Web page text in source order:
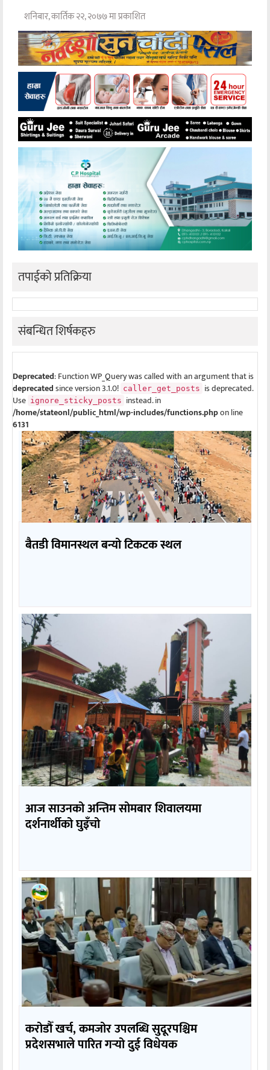
शनिबार, कार्तिक २२, २०७७ मा प्रकाशित
तपाईको प्रतिक्रिया
संबन्धित शिर्षकहरु
Deprecated: Function WP_Query was called with an argument that is
deprecatedsince version 3.1.0! caller_get_posts is deprecated.
Use ignore_sticky_posts instead. in
/home/stateonl/public_html/wp-includes/functions.phpon line
6131
बैतडी विमानस्थल बन्यो टिकटक स्थल
आज साउनको अन्तिम सोमबार शिवालयमा
दर्शनार्थीको घुइँचो
करोडौँ खर्च, कमजोर उपलब्धि सुदूरपश्चिम
प्रदेशसभाले पारित गर्‍यो दुई विधेयक